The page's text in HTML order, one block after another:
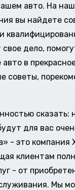
авто. На
вы найдете
дело,
в
советы,
сказать:
для вас
- это компания
клиентам
- от
Мы